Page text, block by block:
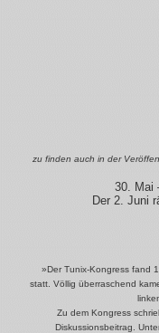
zu finden auch in der
30. Mai
Der 2. Juni
»Der Tunix-Kongress fand
statt. Völlig überraschend
Zu dem Kongress
Diskussionsbeitrag.